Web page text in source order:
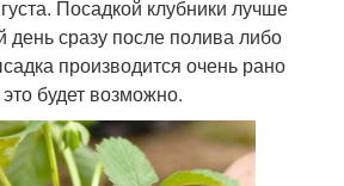
Популярные сорта
Посадкой клубники лучше
день сразу после полива либо
производится очень рано
будет возможно.